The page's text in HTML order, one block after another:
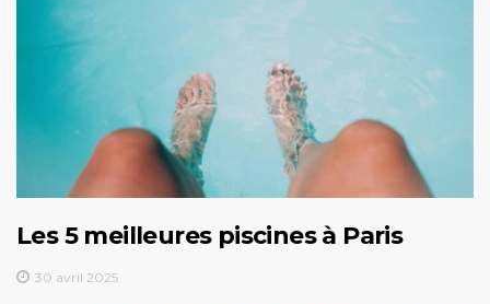
Les 5 meilleures piscines à Paris
30 avril 2025